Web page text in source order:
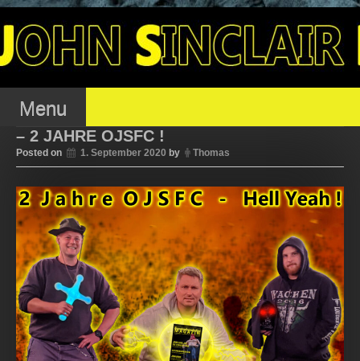
to
content OJSFC – OFFENER
JOHN SINCLAIR FAN
CLUB
Menu
– 2 JAHRE OJSFC !
Posted on 1. September 2020 by Thomas